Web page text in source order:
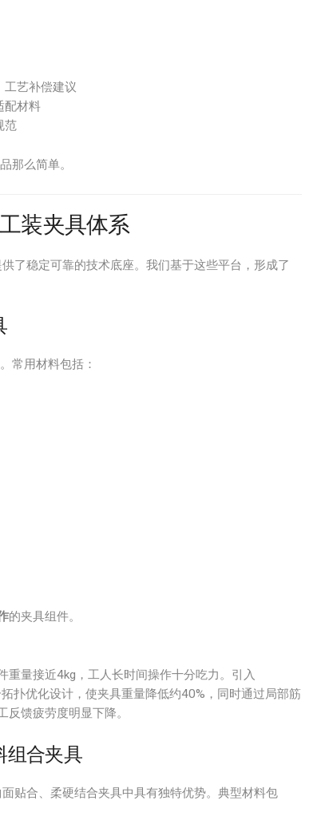
工艺补偿建议
配材料
范
那么简单。
装夹具体系
了稳定可靠的技术底座。我们基于这些平台，形成了
常用材料包括：
的夹具组件。
量接近4kg，工人长时间操作十分吃力。引入
扑优化设计，使夹具重量降低约40%，同时通过局部筋
馈疲劳度明显下降。
组合夹具
贴合、柔硬结合夹具中具有独特优势。典型材料包